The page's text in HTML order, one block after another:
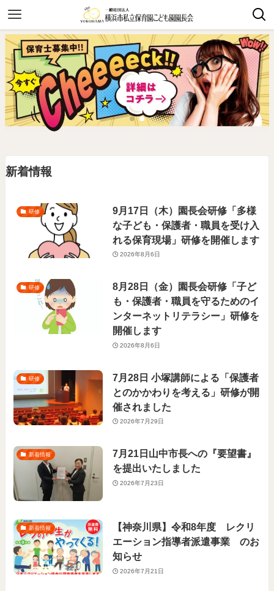
新着情報
研修
9月17日（木）園長会研修「多様
な子ども・保護者・職員を受け入
れる保育現場」研修を開催します
2026年8月6日
研修
8月28日（金）園長会研修「子ど
も・保護者・職員を守るためのイ
ンターネットリテラシー」研修を
開催します
2026年8月6日
研修
7月28日 小塚講師による「保護者
とのかかわりを考える」研修が開
催されました
2026年7月29日
新着情報
7月21日山中市長への『要望書』
を提出いたしました
2026年7月23日
新着情報
【神奈川県】令和8年度 レクリ
エーション指導者派遣事業 のお
知らせ
2026年7月21日